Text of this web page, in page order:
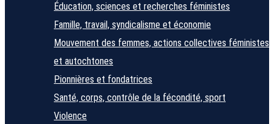
Éducation, sciences et recherches féministes
Famille, travail, syndicalisme et économie
Mouvement des femmes, actions collectives féministes
et autochtones
Pionnières et fondatrices
Santé, corps, contrôle de la fécondité, sport
Violence